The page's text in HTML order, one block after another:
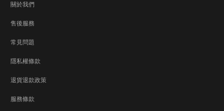
關於我們
售後服務
常見問題
隱私權條款
退貨退款政策
服務條款